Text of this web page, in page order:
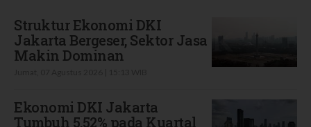
Struktur Ekonomi DKI
Jakarta Bergeser, Sektor Jasa
Makin Dominan
Ekonomi DKI Jakarta
Tumbuh 5,52% pada Kuartal